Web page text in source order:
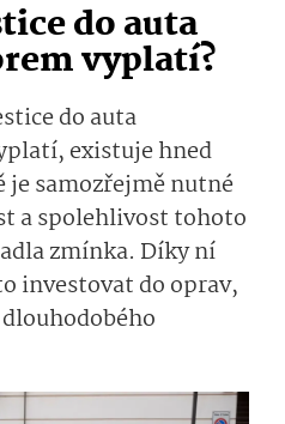
do auta
vyplatí?
do auta
existuje hned
samozřejmě nutné
a spolehlivost tohoto
zmínka. Díky ní
investovat do oprav,